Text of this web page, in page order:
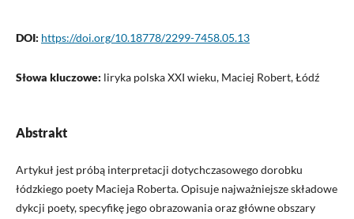
DOI: https://doi.org/10.18778/2299-7458.05.13
Słowa kluczowe: liryka polska XXI wieku, Maciej Robert, Łódź
Abstrakt
Artykuł jest próbą interpretacji dotychczasowego dorobku
łódzkiego poety Macieja Roberta. Opisuje najważniejsze składowe
dykcji poety, specyfikę jego obrazowania oraz główne obszary